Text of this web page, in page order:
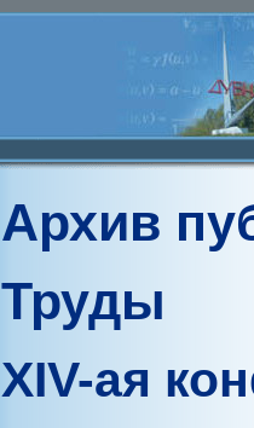
Архив
Труды
XIV-ая